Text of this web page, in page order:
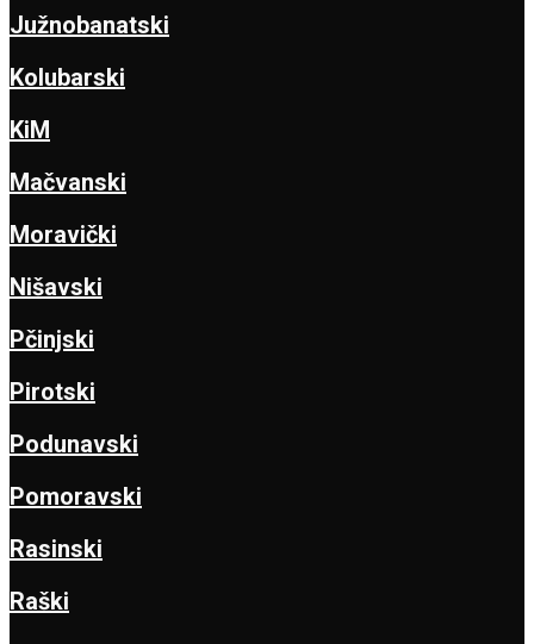
Južnobanatski
Kolubarski
KiM
Mačvanski
Moravički
Nišavski
Pčinjski
Pirotski
Podunavski
Pomoravski
Rasinski
Raški